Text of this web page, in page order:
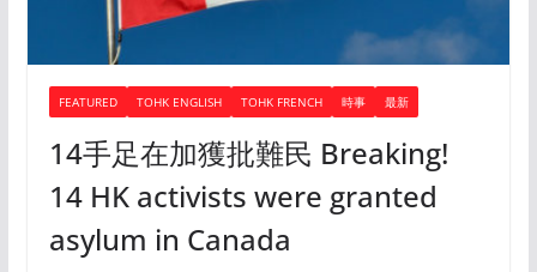
FEATURED TOHK ENGLISH TOHK FRENCH 時事 最新
14手足在加獲批難民 Breaking!
14 HK activists were granted
asylum in Canada